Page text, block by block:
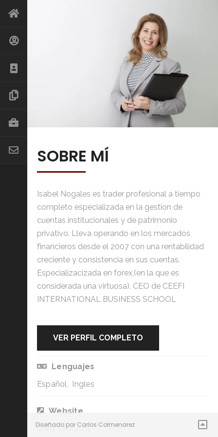
SOBRE MÍ
Isabel Nogales es trader profesional a tiempo
completo especializada en la gestion de
cuentas institucionales y de patrimonio
privativo. Lleva operando en los mercados
financieros desde el 2007 con una rentabilidad
creciente y consistencia en sus cuentas.
Especializacizada en forex,(en la que es
considerada una virtuosa), CEO de CEEFI
INTERNATIONAL BUSINESS SCHOOL
VER PERFIL COMPLETO
Lenguajes
Español, Ingles
Website
www.ceefi.org
Diseñado por Carlos Colmenarez